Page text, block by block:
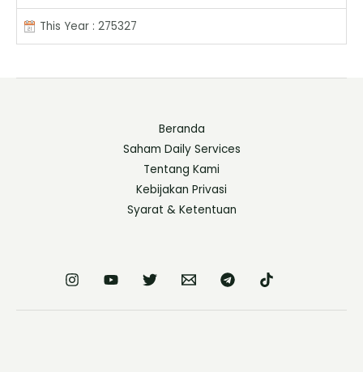
This Year : 275327
Beranda
Saham Daily Services
Tentang Kami
Kebijakan Privasi
Syarat & Ketentuan